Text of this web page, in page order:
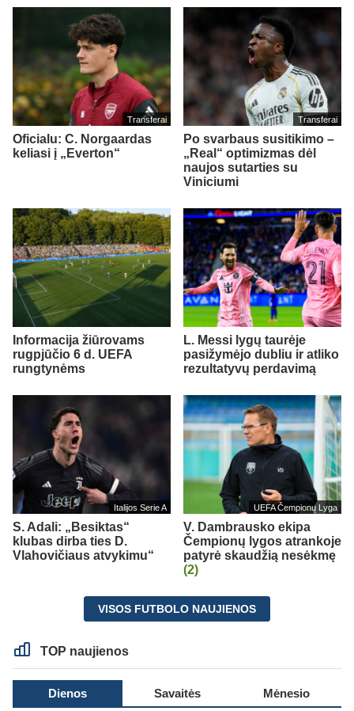
Transferai
Oficialu: C. Norgaardas
keliasi į „Everton“
Transferai
Po svarbaus susitikimo –
„Real“ optimizmas dėl
naujos sutarties su
Viniciumi
Informacija žiūrovams
rugpjūčio 6 d. UEFA
rungtynėms
L. Messi lygų taurėje
pasižymėjo dubliu ir atliko
rezultatyvų perdavimą
Italijos Serie A
S. Adali: „Besiktas“
klubas dirba ties D.
Vlahovičiaus atvykimu“
UEFA Čempionų Lyga
V. Dambrausko ekipa
Čempionų lygos atrankoje
patyrė skaudžią nesėkmę
(2)
VISOS FUTBOLO NAUJIENOS
TOP naujienos
Dienos Savaitės Mėnesio